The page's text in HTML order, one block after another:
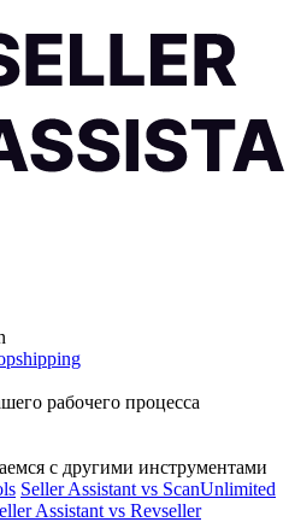
рабочего процесса
с другими инструментами
Seller Assistant vs ScanUnlimited
Assistant vs Revseller